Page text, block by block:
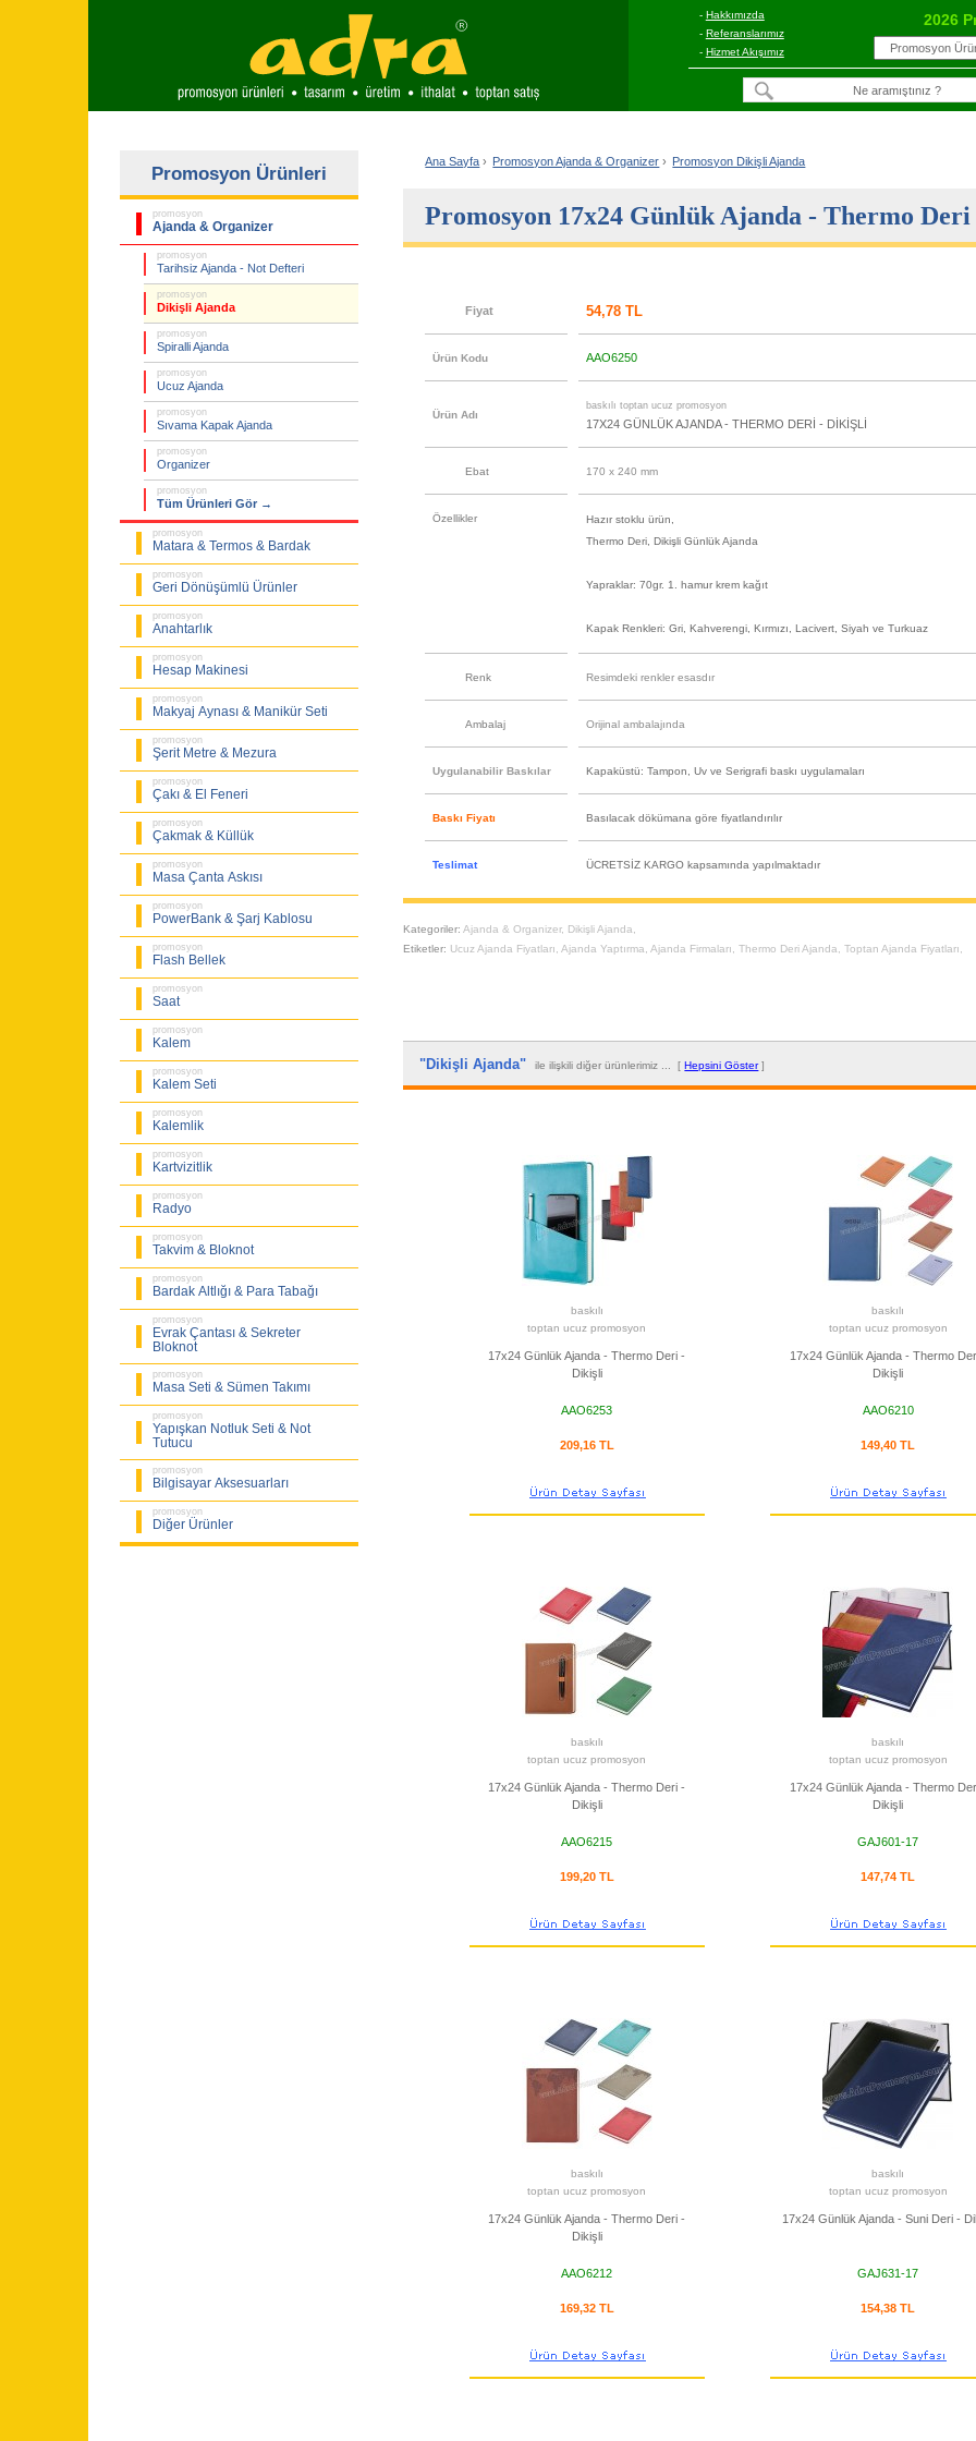
- Hakkımızda
- Referanslarımız
- Hizmet Akışımız
2026
Promosyon Ürünleri
promosyon
Ajanda & Organizer
promosyon
Tarihsiz Ajanda - Not Defteri
promosyon
Dikişli Ajanda
promosyon
Spiralli Ajanda
promosyon
Ucuz Ajanda
promosyon
Sıvama Kapak Ajanda
promosyon
Organizer
promosyon
Tüm Ürünleri Gör →
promosyon
Matara & Termos & Bardak
promosyon
Geri Dönüşümlü Ürünler
promosyon
Anahtarlık
promosyon
Hesap Makinesi
promosyon
Makyaj Aynası & Manikür Seti
promosyon
Şerit Metre & Mezura
promosyon
Çakı & El Feneri
promosyon
Çakmak & Küllük
promosyon
Masa Çanta Askısı
promosyon
PowerBank & Şarj Kablosu
promosyon
Flash Bellek
promosyon
Saat
promosyon
Kalem
promosyon
Kalem Seti
promosyon
Kalemlik
promosyon
Kartvizitlik
promosyon
Radyo
promosyon
Takvim & Bloknot
promosyon
Bardak Altlığı & Para Tabağı
promosyon
Evrak Çantası & Sekreter
Bloknot
promosyon
Masa Seti & Sümen Takımı
promosyon
Yapışkan Notluk Seti & Not
Tutucu
promosyon
Bilgisayar Aksesuarları
promosyon
Diğer Ürünler
Ana Sayfa › Promosyon Ajanda & Organizer › Promosyon Dikişli Ajanda
Promosyon 17x24 Günlük Ajanda - Thermo
Fiyat 54,78 TL
Ürün Kodu AAO6250
Ürün Adı
baskılı toptan ucuz promosyon
17X24 GÜNLÜK AJANDA - THERMO DERİ - DİKİŞLİ
Ebat 170 x 240 mm
Özellikler
Hazır stoklu ürün,
Thermo Deri, Dikişli Günlük Ajanda
Yapraklar: 70gr. 1. hamur krem kağıt
Kapak Renkleri: Gri, Kahverengi, Kırmızı, Lacivert, Siyah ve Turkuaz
Renk Resimdeki renkler esasdır
Ambalaj Orijinal ambalajında
Uygulanabilir Baskılar Kapaküstü: Tampon, Uv ve Serigrafi baskı uygulamaları
Baskı Fiyatı Basılacak dökümana göre fiyatlandırılır
Teslimat ÜCRETSİZ KARGO kapsamında yapılmaktadır
Kategoriler: Ajanda & Organizer, Dikişli Ajanda
Etiketler: Ucuz Ajanda Fiyatları ,Ajanda Yaptırma ,Ajanda Firmaları ,Thermo Deri Ajanda ,Toptan Ajanda Fiyatları
"Dikişli Ajanda"ile ilişkili diğer ürünlerimiz ... [Hepsini Göster]
baskılı
toptan ucuz promosyon
17x24 Günlük Ajanda - Thermo Deri -
Dikişli
AAO6253
209,16 TL
baskılı
toptan ucuz promosyon
17x24 Günlük Ajanda - Thermo
Dikişli
AAO6210
149,40 TL
baskılı
toptan ucuz promosyon
17x24 Günlük Ajanda - Thermo Deri -
Dikişli
AAO6215
199,20 TL
baskılı
toptan ucuz promosyon
17x24 Günlük Ajanda - Thermo
Dikişli
GAJ601-17
147,74 TL
baskılı
toptan ucuz promosyon
17x24 Günlük Ajanda - Thermo Deri -
Dikişli
AAO6212
169,32 TL
baskılı
toptan ucuz promosyon
17x24 Günlük Ajanda - Suni Deri -
GAJ631-17
154,38 TL